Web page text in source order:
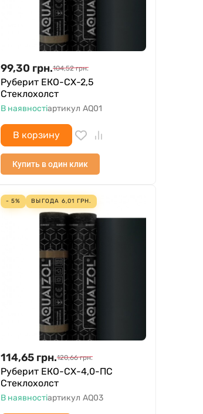
99,30 грн.104,52 грн.
Руберит ЕКО-СХ-2,5
Стеклохолст
В наявностіартикул AQ01
В корзину
Купить в один клик
- 5% ВЫГОДА 6,01 ГРН.
114,65 грн.120,66 грн.
Руберит ЕКО-СХ-4,0-ПС
Стеклохолст
В наявностіартикул AQ03